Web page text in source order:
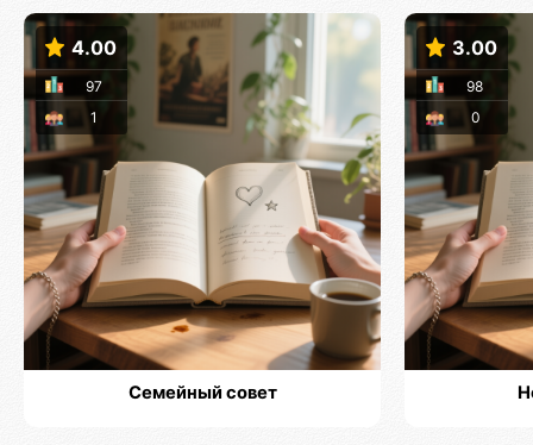
4.00
1
97
Семейный совет
3.00
0
98